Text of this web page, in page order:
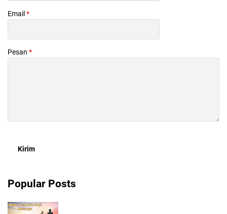
Email *
Pesan *
Popular Posts